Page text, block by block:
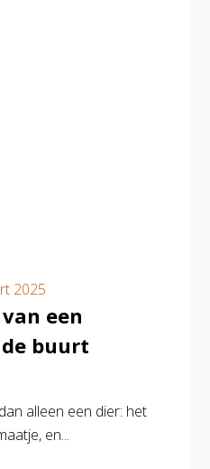
2025
een
buurt
alleen een dier: het
en...